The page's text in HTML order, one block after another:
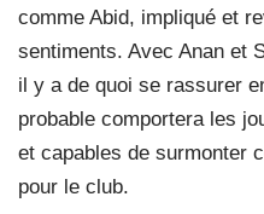
comme Abid, impliqué et
sentiments. Avec Anan et
il y a de quoi se rassurer
probable comportera les
et capables de surmonter
pour le club.